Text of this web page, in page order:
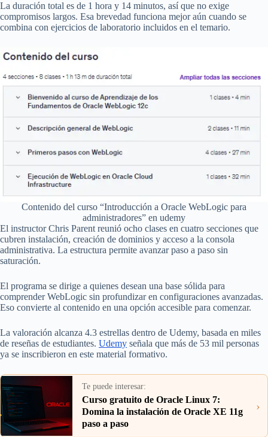
La duración total es de 1 hora y 14 minutos, así que no exige
compromisos largos. Esa brevedad funciona mejor aún cuando se
combina con ejercicios de laboratorio incluidos en el temario.
Contenido del curso “Introducción a Oracle WebLogic para
administradores” en udemy
El instructor Chris Parent reunió ocho clases en cuatro secciones que
cubren instalación, creación de dominios y acceso a la consola
administrativa. La estructura permite avanzar paso a paso sin
saturación.
El programa se dirige a quienes desean una base sólida para
comprender WebLogic sin profundizar en configuraciones avanzadas.
Eso convierte al contenido en una opción accesible para comenzar.
La valoración alcanza 4.3 estrellas dentro de Udemy, basada en miles
de reseñas de estudiantes. Udemy señala que más de 53 mil personas
ya se inscribieron en este material formativo.
Te puede interesar:
Curso gratuito de Oracle Linux 7:
Domina la instalación de Oracle XE 11g
paso a paso
›